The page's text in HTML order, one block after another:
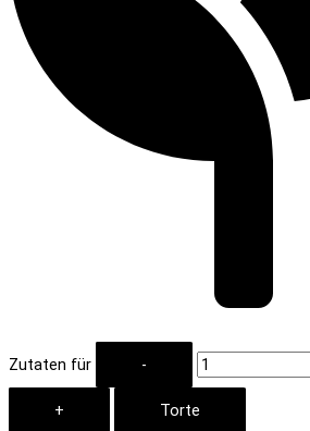
Zutaten für